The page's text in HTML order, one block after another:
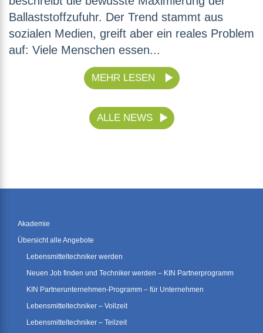
Ballaststoffzufuhr. Der Trend stammt aus
sozialen Medien, greift aber ein reales Problem
auf: Viele Menschen essen...
MEHR LESEN
ALLE NEWS
Akademie
Übersicht alle Angebote
Lebensmitteltechniker werden
Neuen Job finden und Techniker werden – KIN Partnerprogramm
KIN Partnerunternehmen-Programm – für Unternehmen
Lebensmitteltechniker – Vollzeit
Lebensmitteltechniker – Teilzeit